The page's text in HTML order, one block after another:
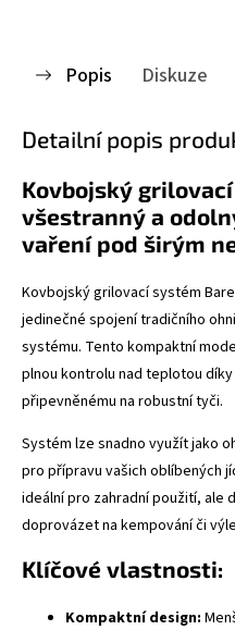
Popis Diskuze
Detailní popis
Kovbojský
všestranný a
vaření pod širým
Kovbojský grilovací systém
jedinečné spojení tradičního
systému. Tento kompaktní
plnou kontrolu nad teplotou
připevněnému na robustní tyči.
Systém lze snadno využít jako
pro přípravu vašich oblíbených
ideální pro zahradní použití, ale
doprovázet na kempování či
Klíčové vlastnosti:
Kompaktní design: